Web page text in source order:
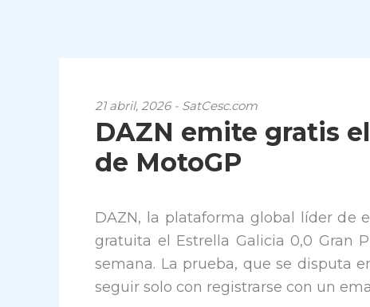
21 abril, 2026 - SatCesc.com
DAZN emite gratis
de MotoGP
DAZN, la plataforma global líder de
gratuita el Estrella Galicia 0,0 Gran
semana. La prueba, que se disputa
seguir solo con registrarse con un